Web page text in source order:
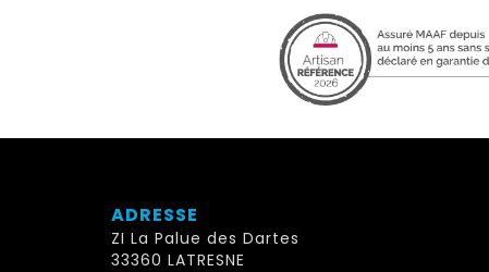
ADRESSE
ZI La Palue des Dartes
33360 LATRESNE